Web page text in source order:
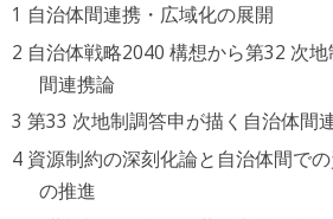
自治体間連携・広域化の展開
自治体戦略2040 構想から第32 次
間連携論
第33 次地制調答申が描く自治体間
資源制約の深刻化論と自治体間で
の推進